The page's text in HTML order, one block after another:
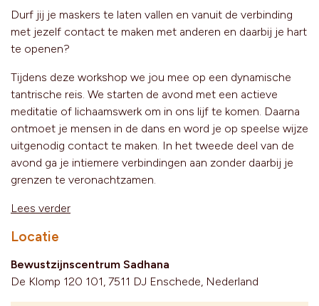
Durf jij je maskers te laten vallen en vanuit de verbinding
met jezelf contact te maken met anderen en daarbij je hart
te openen?
Tijdens deze workshop we jou mee op een dynamische
tantrische reis. We starten de avond met een actieve
meditatie of lichaamswerk om in ons lijf te komen. Daarna
ontmoet je mensen in de dans en word je op speelse wijze
uitgenodig contact te maken. In het tweede deel van de
avond ga je intiemere verbindingen aan zonder daarbij je
grenzen te veronachtzamen.
Lees verder
Locatie
Bewustzijnscentrum Sadhana
De Klomp 120 101, 7511 DJ Enschede, Nederland